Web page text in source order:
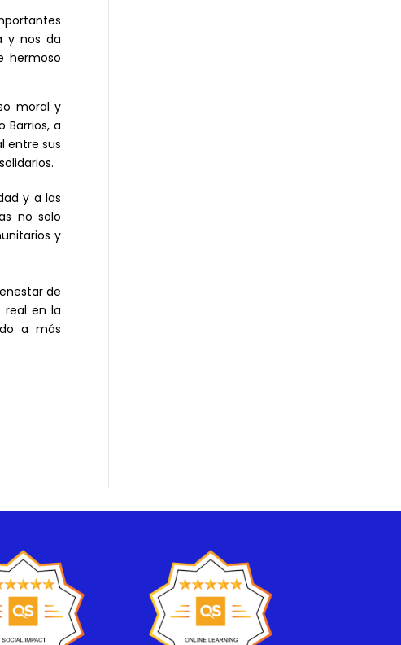
y nos da
hermoso
moral y
Barrios, a
entre sus
y a las
no solo
y
de
real en la
a más